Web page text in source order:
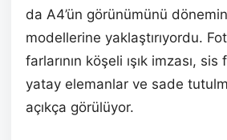
da A4’ün görünümünü
modellerine yaklaştırıyordu.
farlarının köşeli ışık imzası,
yatay elemanlar ve sade
açıkça görülüyor.